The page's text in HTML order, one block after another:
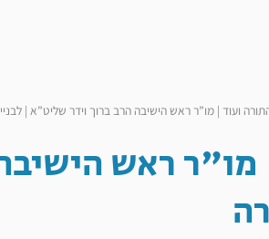
ועוד | מו”ר ראש הישיבה הרב ברוך וידר שליט”א |
ראש הישיבה